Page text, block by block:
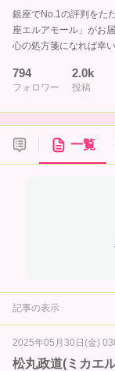
銀座でNo.1の評判をた
座エルアモール」がお
心の処方箋になれば幸い
794
フォロワー
2.0k
投稿
一覧
記事の表示
2025年05月30日(金)
松丸政道(ミカエ